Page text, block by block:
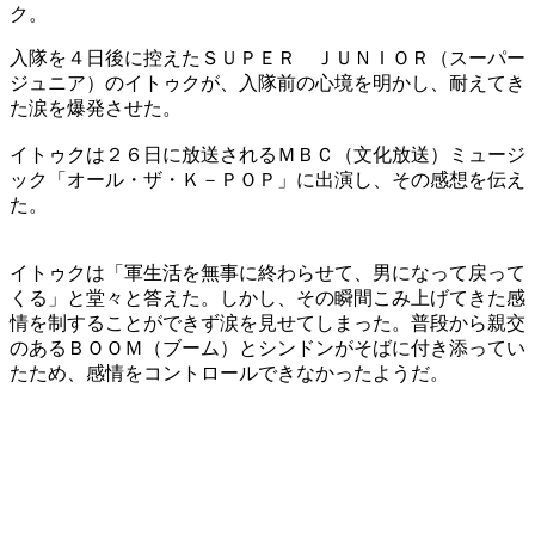
ク。
入隊を４日後に控えたＳＵＰＥＲ ＪＵＮＩＯＲ（スーパー
ジュニア）のイトゥクが、入隊前の心境を明かし、耐えてき
た涙を爆発させた。
イトゥクは２６日に放送されるＭＢＣ（文化放送）ミュージ
ック「オール・ザ・Ｋ－ＰＯＰ」に出演し、その感想を伝え
た。
イトゥクは「軍生活を無事に終わらせて、男になって戻って
くる」と堂々と答えた。しかし、その瞬間こみ上げてきた感
情を制することができず涙を見せてしまった。普段から親交
のあるＢＯＯＭ（ブーム）とシンドンがそばに付き添ってい
たため、感情をコントロールできなかったようだ。